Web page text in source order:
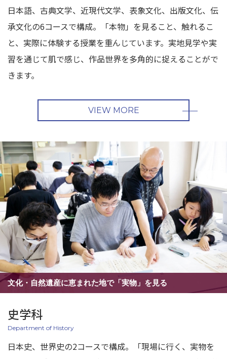
日本語、古典文学、近現代文学、表象文化、出版文化、伝
承文化の6コースで構成。「本物」を見ること、触れるこ
と、実際に体験する授業を重んじています。実地見学や実
習を通じて肌で感じ、作品世界を多角的に捉えることがで
きます。
VIEW MORE
文化・自然遺産に恵まれた地で「実物」を見る
史学科
Department of History
日本史、世界史の2コースで構成。「現場に行く、実物を